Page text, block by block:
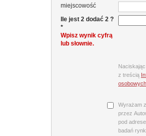
miejscowość
Ile jest 2 dodać 2 ?
*
Wpisz wynik cyfrą
lub słownie.
z treścią
osobowych
Wyrażam
przez
pod
badań